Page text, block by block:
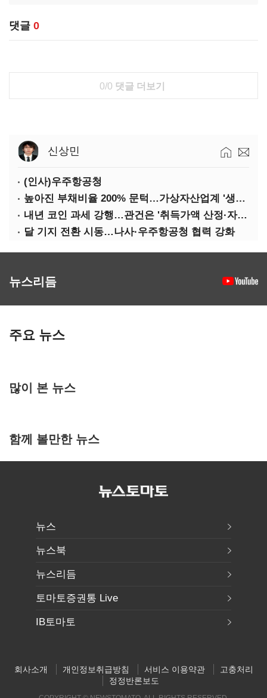
댓글 0
0/0 댓글 더보기
신상민
(인사)우주항공청
높아진 부채비율 200% 문턱…가상자산업계 '생존 시험대'
내년 코인 과세 강행…관건은 '취득가액 산정·자산 이동'
달 기지 전환 시동…나사·우주항공청 협력 강화
뉴스리듬
주요 뉴스
많이 본 뉴스
함께 볼만한 뉴스
뉴스
뉴스북
뉴스리듬
토마토증권통 Live
IB토마토
회사소개 개인정보취급방침 서비스 이용약관
고충처리
정정반론보도